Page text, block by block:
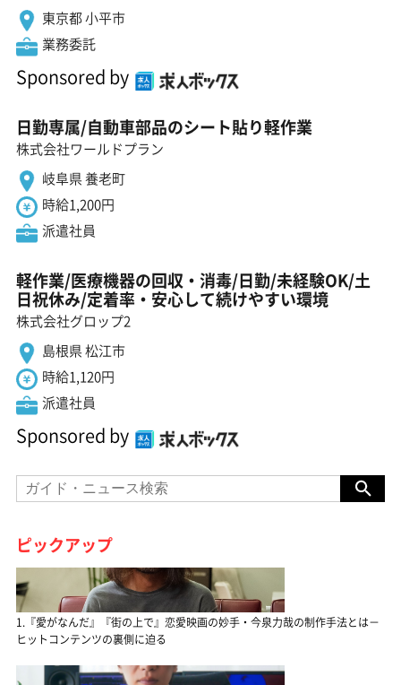
東京都 小平市
業務委託
Sponsored by
日勤専属/自動車部品のシート貼り軽作業
株式会社ワールドプラン
岐阜県 養老町
時給1,200円
派遣社員
軽作業/医療機器の回収・消毒/日勤/未経験OK/土
日祝休み/定着率・安心して続けやすい環境
株式会社グロップ2
島根県 松江市
時給1,120円
派遣社員
Sponsored by
ピックアップ
1.『愛がなんだ』『街の上で』恋愛映画の妙手・今泉力哉の制作手法とは－
ヒットコンテンツの裏側に迫る